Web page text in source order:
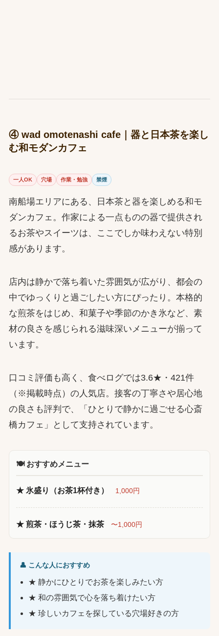
④ wad omotenashi cafe｜器と日本茶を楽し
む和モダンカフェ
一人OK 穴場 作業・勉強 禁煙
南船場エリアにある、日本茶と器を楽しめる和モ
ダンカフェ。作家による一点ものの器で提供され
るお茶やスイーツは、ここでしか味わえない特別
感があります。
店内は静かで落ち着いた雰囲気が広がり、都会の
中でゆっくりと過ごしたい方にぴったり。本格的
な煎茶をはじめ、和菓子や季節のかき氷など、素
材の良さを感じられる滋味深いメニューが揃って
います。
口コミ評価も高く、食べログでは3.6★・421件
（※掲載時点）の人気店。接客の丁寧さや居心地
の良さも評判で、「ひとりで静かに過ごせる心斎
橋カフェ」として支持されています。
🍽 おすすめメニュー
★ 氷盛り（お茶1杯付き） 1,000円
★ 煎茶・ほうじ茶・抹茶 〜1,000円
👤 こんな人におすすめ
★ 静かにひとりでお茶を楽しみたい方
★ 和の雰囲気で心を落ち着けたい方
★ 珍しいカフェを探している穴場好きの方